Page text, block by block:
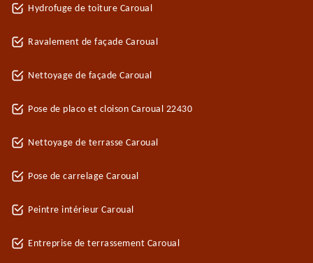
Hydrofuge de toiture Caroual
Ravalement de façade Caroual
Nettoyage de façade Caroual
Pose de placo et cloison Caroual 22430
Nettoyage de terrasse Caroual
Pose de carrelage Caroual
Peintre intérieur Caroual
Entreprise de terrassement Caroual